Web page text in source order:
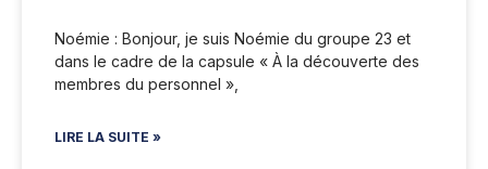
Noémie : Bonjour, je suis Noémie du groupe 23 et
dans le cadre de la capsule « À la découverte des
membres du personnel »,
LIRE LA SUITE »